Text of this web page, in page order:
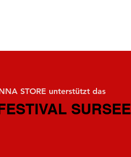
STORE unterstützt das
SURSEE
SURSEE